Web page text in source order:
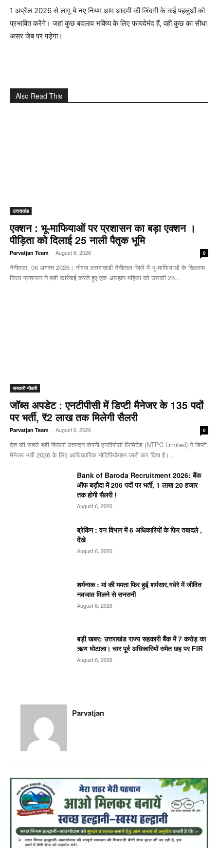
1 अप्रैल 2026 से लागू ये नए नियम आम आदमी की जिंदगी के कई पहलुओं को
प्रभावित करेंगे। जहां कुछ बदलाव भविष्य के लिए फायदेमंद हैं, वहीं कुछ का सीधा
असर जेब पर पड़ेगा।
Also Read This
उत्तराखंड
एक्शन : भू-माफियाओं पर प्रशासन का बड़ा एक्शन ।
पीड़िता को दिलाई 25 नाली पैतृक भूमि
Parvatjan Team - August 6, 2026 0
नैनीताल, 06 अगस्त 2026। नीरज उत्तराखंडी नैनीताल जिले में भू-माफियाओं के खिलाफ
जिला प्रशासन ने बड़ी कार्रवाई करते हुए एक असहाय महिला को उसकी 25...
सरकारी नौकरी
जॉब्स अपडेट : एनटीपीसी में डिप्टी मैनेजर के 135 पदों
पर भर्ती, ₹2 लाख तक मिलेगी सैलरी
Parvatjan Team - August 6, 2026 0
देश की सबसे बड़ी बिजली उत्पादन कंपनी एनटीपीसी लिमिटेड (NTPC Limited) ने डिप्टी
मैनेजर भर्ती 2026 के लिए आधिकारिक नोटिफिकेशन जारी कर दिया है।...
Bank of Baroda Recruitment 2026: बैंक
ऑफ बड़ौदा में 206 पदों पर भर्ती, 1 लाख 20 हजार
तक होगी सैलरी !
August 6, 2026
ब्रेकिंग : वन विभाग में 6 अधिकारियों के फिर तबादले ,
देंखे
August 6, 2026
शर्मनाक : मां की ममता फिर हुई शर्मसार,गधेरे में जीवित
नवजात मिलने से सनसनी
August 6, 2026
बड़ी खबर: उत्तराखंड राज्य सहकारी बैंक में 7 करोड़ का
ऋण घोटाला। चार पूर्व अधिकारियों समेत छह पर FIR
August 6, 2026
Parvatjan